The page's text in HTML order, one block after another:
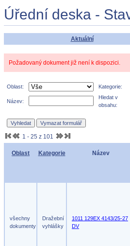
Úřední deska -
Aktuální
Požadovaný dokument již není k dispozici.
Oblast: Kategorie:
Název:
Hledat v
obsahu:
1 - 25 z 101
Oblast Kategorie Název
všechny
dokumenty
Dražební
vyhlášky
1011 129EX 4143/25-27
DV